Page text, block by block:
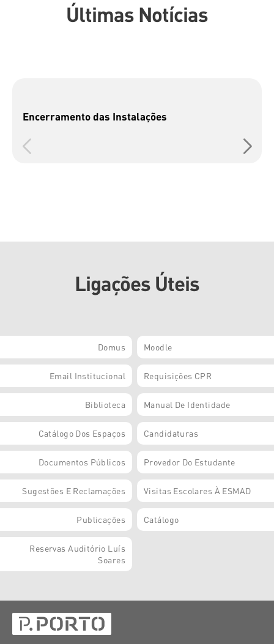
Últimas Notícias
Encerramento das Instalações
Ligações Úteis
Domus Moodle
Email Institucional Requisições CPR
Biblioteca Manual De Identidade
Catálogo Dos Espaços Candidaturas
Documentos Públicos Provedor Do Estudante
Sugestões E Reclamações Visitas Escolares À ESMAD
Publicações Catálogo
Reservas Auditório Luís
Soares